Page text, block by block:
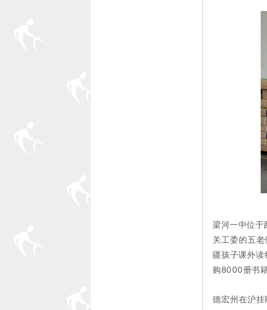
梁河一中位于
关工委的五
疆孩子课外
购8000册书
德宏州在沪